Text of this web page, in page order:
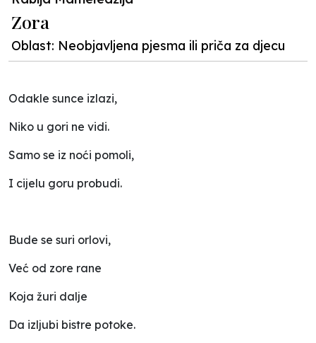
Zora
Oblast: Neobjavljena pjesma ili priča za djecu
Odakle sunce izlazi,
Niko u gori ne vidi.
Samo se iz noći pomoli,
I cijelu goru probudi.
Bude se suri orlovi,
Već od zore rane
Koja žuri dalje
Da izljubi bistre potoke.